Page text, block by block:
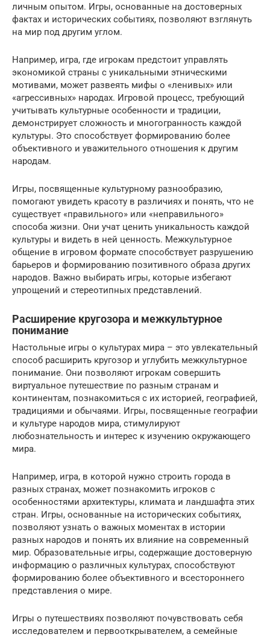
личным опытом. Игры, основанные на достоверных
фактах и исторических событиях, позволяют взглянуть
на мир под другим углом.
Например, игра, где игрокам предстоит управлять
экономикой страны с уникальными этническими
мотивами, может развеять мифы о «ленивых» или
«агрессивных» народах. Игровой процесс, требующий
учитывать культурные особенности и традиции,
демонстрирует сложность и многогранность каждой
культуры. Это способствует формированию более
объективного и уважительного отношения к другим
народам.
Игры, посвященные культурному разнообразию,
помогают увидеть красоту в различиях и понять, что не
существует «правильного» или «неправильного»
способа жизни. Они учат ценить уникальность каждой
культуры и видеть в ней ценность. Межкультурное
общение в игровом формате способствует разрушению
барьеров и формированию позитивного образа других
народов. Важно выбирать игры, которые избегают
упрощений и стереотипных представлений.
Расширение кругозора и межкультурное
понимание
Настольные игры о культурах мира – это увлекательный
способ расширить кругозор и углубить межкультурное
понимание. Они позволяют игрокам совершить
виртуальное путешествие по разным странам и
континентам, познакомиться с их историей, географией,
традициями и обычаями. Игры, посвященные географии
и культуре народов мира, стимулируют
любознательность и интерес к изучению окружающего
мира.
Например, игра, в которой нужно строить города в
разных странах, может познакомить игроков с
особенностями архитектуры, климата и ландшафта этих
стран. Игры, основанные на исторических событиях,
позволяют узнать о важных моментах в истории
разных народов и понять их влияние на современный
мир. Образовательные игры, содержащие достоверную
информацию о различных культурах, способствуют
формированию более объективного и всестороннего
представления о мире.
Игры о путешествиях позволяют почувствовать себя
исследователем и первооткрывателем, а семейные